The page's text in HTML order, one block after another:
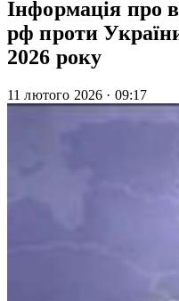
Інформація про
рф проти
2026 року
11 лютого 2026 · 09:17